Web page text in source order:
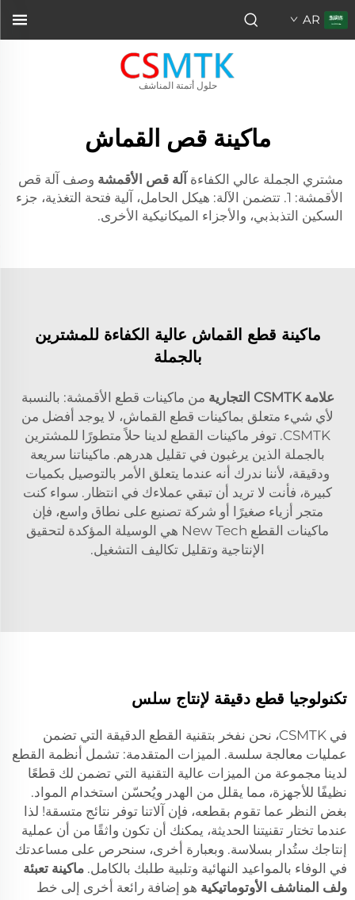
AR
حلول أتمتة المناشف
ماكينة قص القماش
مشتري الجملة عالي الكفاءة آلة قص الأقمشة وصف آلة قص
الأقمشة: 1. تتضمن الآلة: هيكل الحامل، آلية فتحة التغذية، جزء
السكين التذبذبي، والأجزاء الميكانيكية الأخرى.
ماكينة قطع القماش عالية الكفاءة للمشترين
بالجملة
علامة CSMTK التجارية
من ماكينات قطع الأقمشة: بالنسبة
لأي شيء متعلق بماكينات قطع القماش، لا يوجد أفضل من
CSMTK. توفر ماكينات القطع لدينا حلاً متطورًا للمشترين
بالجملة الذين يرغبون في تقليل هدرهم. ماكيناتنا سريعة
ودقيقة، لأننا ندرك أنه عندما يتعلق الأمر بالتوصيل بكميات
كبيرة، فأنت لا تريد أن تبقي عملاءك في انتظار. سواء كنت
متجر أزياء صغيرًا أو شركة تصنيع على نطاق واسع، فإن
ماكينات القطع New Tech هي الوسيلة المؤكدة لتحقيق
الإنتاجية وتقليل تكاليف التشغيل.
تكنولوجيا قطع دقيقة لإنتاج سلس
في CSMTK، نحن نفخر بتقنية القطع الدقيقة التي تضمن
عمليات معالجة سلسة. الميزات المتقدمة: تشمل أنظمة القطع
لدينا مجموعة من الميزات عالية التقنية التي تضمن لك قطعًا
نظيفًا للأجهزة، مما يقلل من الهدر ويُحسّن استخدام المواد.
بغض النظر عما تقوم بقطعه، فإن آلاتنا توفر نتائج متسقة! لذا
عندما تختار تقنيتنا الحديثة، يمكنك أن تكون واثقًا من أن عملية
إنتاجك ستُدار بسلاسة. وبعبارة أخرى، سنحرص على مساعدتك
في الوفاء بالمواعيد النهائية وتلبية طلبك بالكامل. ماكينة تعبئة
ولف المناشف الأوتوماتيكية هو إضافة رائعة أخرى إلى خط